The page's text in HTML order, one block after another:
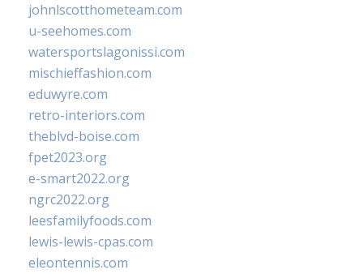
johnlscotthometeam.com
u-seehomes.com
watersportslagonissi.com
mischieffashion.com
eduwyre.com
retro-interiors.com
theblvd-boise.com
fpet2023.org
e-smart2022.org
ngrc2022.org
leesfamilyfoods.com
lewis-lewis-cpas.com
eleontennis.com